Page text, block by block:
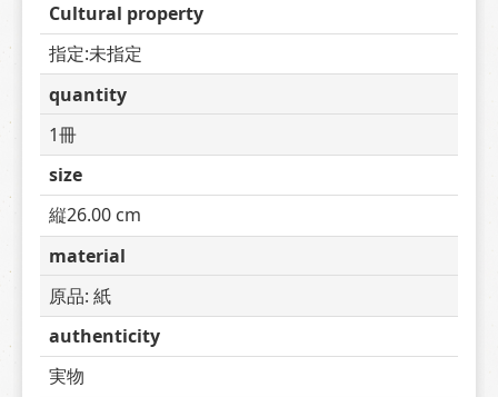
Cultural property
指定:未指定
quantity
1冊
size
縦26.00 cm
material
原品: 紙
authenticity
実物